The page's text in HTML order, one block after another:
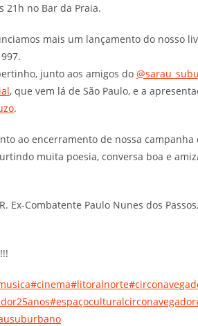
21h no Bar da Praia.
mais um lançamento do nosso
junto aos amigos do
, que vem lá de São Paulo, e a
.
ao encerramento de nossa
muita poesia, conversa boa e
Ex-Combatente Paulo Nunes dos
#cinema#litoralnorte
#espaçoculturalcirconavegador